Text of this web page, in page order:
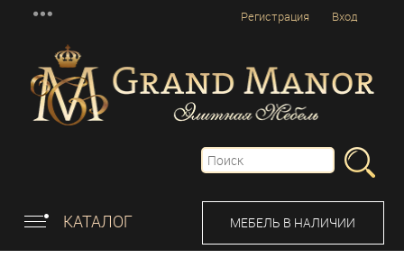
Вход
Регистрация
КАТАЛОГ МЕБЕЛЬ В НАЛИЧИИ